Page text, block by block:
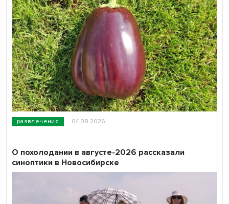
развлечения 04.08.2026
О похолодании в августе-2026 рассказали
синоптики в Новосибирске